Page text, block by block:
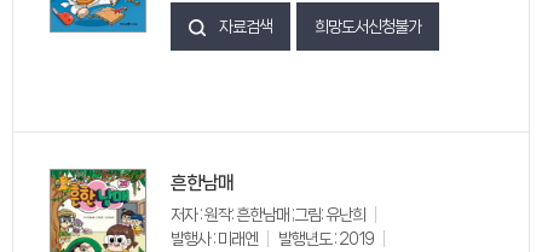
자료검색 희망도서신청불가
흔한남매
저자 : 원작: 흔한남매 ;그림: 유난희
발행사 : 미래엔
발행년도 : 2019